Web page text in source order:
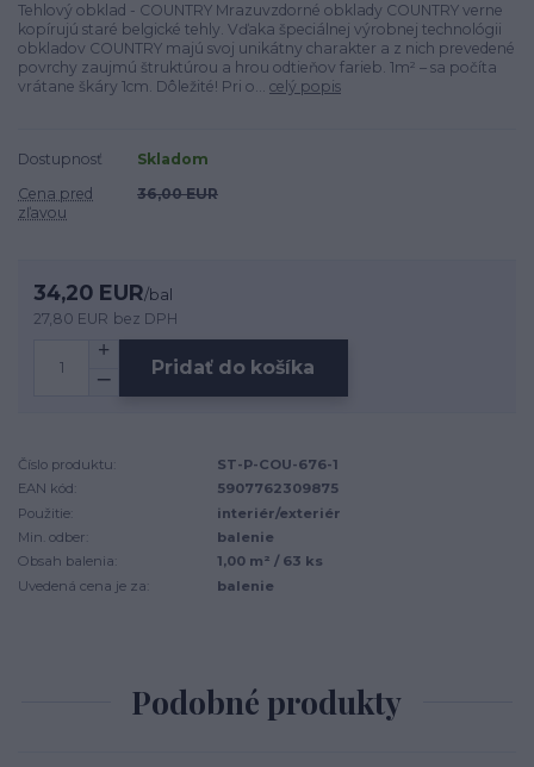
Tehlový obklad - COUNTRY Mrazuvzdorné obklady COUNTRY verne
kopírujú staré belgické tehly. Vďaka špeciálnej výrobnej technológii
obkladov COUNTRY majú svoj unikátny charakter a z nich prevedené
povrchy zaujmú štruktúrou a hrou odtieňov farieb. 1m² – sa počíta
vrátane škáry 1cm. Dôležité! Pri o... celý popis
Dostupnosť
Skladom
Cena pred
zľavou
36,00 EUR
34,20 EUR/bal
27,80 EUR bez DPH
Pridať do košíka
Číslo produktu:
ST-P-COU-676-1
EAN kód:
5907762309875
Použitie:
interiér/exteriér
Min. odber:
balenie
Obsah balenia:
1,00 m² / 63 ks
Uvedená cena je za:
balenie
Podobné produkty